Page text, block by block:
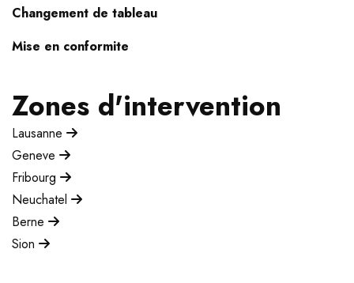
Changement de tableau
Mise en conformite
Zones d'intervention
Lausanne
Geneve
Fribourg
Neuchatel
Berne
Sion